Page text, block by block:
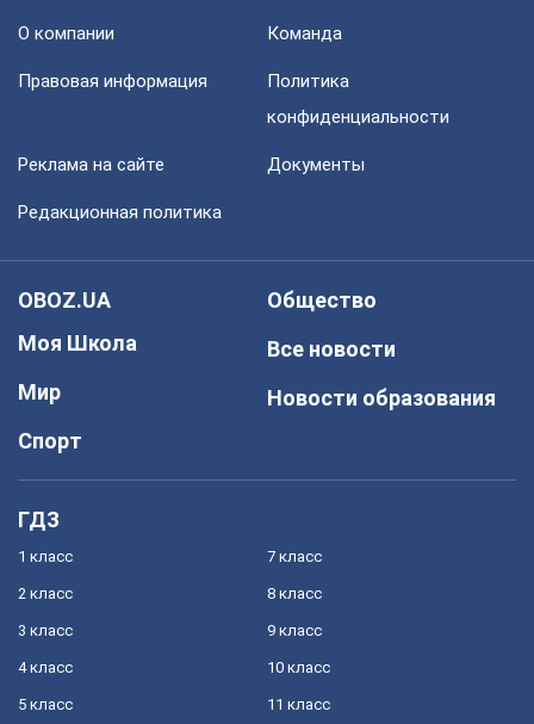
О компании Команда
Правовая информация
Политика
конфиденциальности
Реклама на сайте Документы
Редакционная политика
OBOZ.UA
Моя Школа
Мир
Спорт
Общество
Все новости
Новости образования
ГДЗ
1 класс
2 класс
3 класс
4 класс
5 класс
7 класс
8 класс
9 класс
10 класс
11 класс